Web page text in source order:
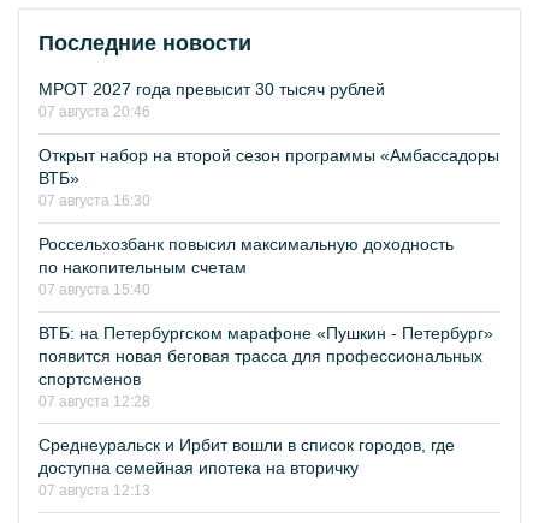
Последние новости
МРОТ 2027 года превысит 30 тысяч рублей
07 августа 20:46
Открыт набор на второй сезон программы «Амбассадоры
ВТБ»
07 августа 16:30
Россельхозбанк повысил максимальную доходность
по накопительным счетам
07 августа 15:40
ВТБ: на Петербургском марафоне «Пушкин - Петербург»
появится новая беговая трасса для профессиональных
спортсменов
07 августа 12:28
Среднеуральск и Ирбит вошли в список городов, где
доступна семейная ипотека на вторичку
07 августа 12:13